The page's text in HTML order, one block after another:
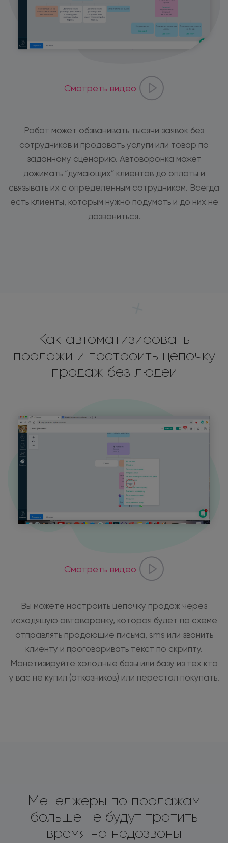
Смотреть видео
Робот может обзванивать тысячи заявок без
сотрудников и продавать услуги или товар по
заданному сценарию. Автоворонка может
дожимать “думающих” клиентов до оплаты и
связывать их с определенным сотрудником. Всегда
есть клиенты, которым нужно подумать и до них не
дозвониться.
Как автоматизировать
продажи и построить цепочку
продаж без людей
Смотреть видео
Вы можете настроить цепочку продаж через
исходящую автоворонку, которая будет по схеме
отправлять продающие письма, sms или звонить
клиенту и проговаривать текст по скрипту.
Монетизируйте холодные базы или базу из тех кто
у вас не купил (отказников) или перестал покупать.
Менеджеры по продажам
больше не будут тратить
время на недозвоны